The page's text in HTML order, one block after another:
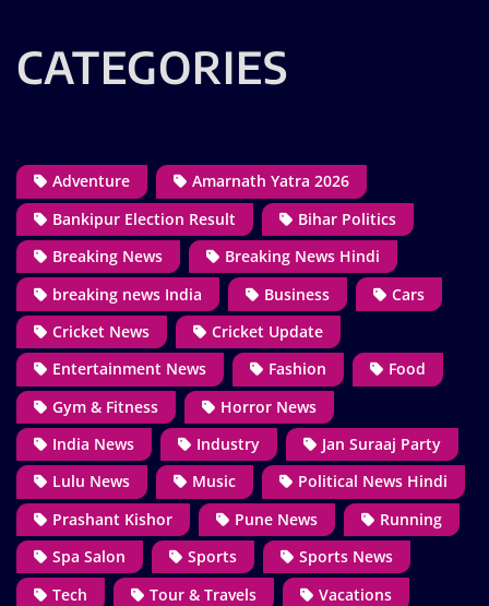
CATEGORIES
Adventure
Amarnath Yatra 2026
Bankipur Election Result
Bihar Politics
Breaking News
Breaking News Hindi
breaking news India
Business
Cars
Cricket News
Cricket Update
Entertainment News
Fashion
Food
Gym & Fitness
Horror News
India News
Industry
Jan Suraaj Party
Lulu News
Music
Political News Hindi
Prashant Kishor
Pune News
Running
Spa Salon
Sports
Sports News
Tech
Tour & Travels
Vacations